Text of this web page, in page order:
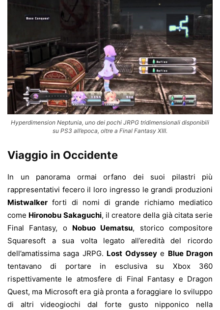
Hyperdimension Neptunia, uno dei pochi JRPG tridimensionali disponibili
su PS3 all’epoca, oltre a Final Fantasy XIII.
Viaggio in Occidente
In un panorama ormai orfano dei suoi pilastri più
rappresentativi fecero il loro ingresso le grandi produzioni
Mistwalker forti di nomi di grande richiamo mediatico
come Hironobu Sakaguchi, il creatore della già citata serie
Final Fantasy, o Nobuo Uematsu, storico compositore
Squaresoft a sua volta legato all’eredità del ricordo
dell’amatissima saga JRPG. Lost Odysseye Blue Dragon
tentavano di portare in esclusiva su Xbox 360
rispettivamente le atmosfere di Final Fantasy e Dragon
Quest, ma Microsoft era già pronta a foraggiare lo sviluppo
di altri videogiochi dal forte gusto nipponico nella